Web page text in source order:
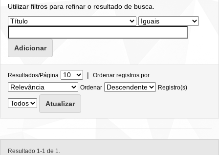
Utilizar filtros para refinar o resultado de busca.
Resultados/Página | Ordenar registros por
Ordenar
Registro(s)
Resultado 1-1 de 1.